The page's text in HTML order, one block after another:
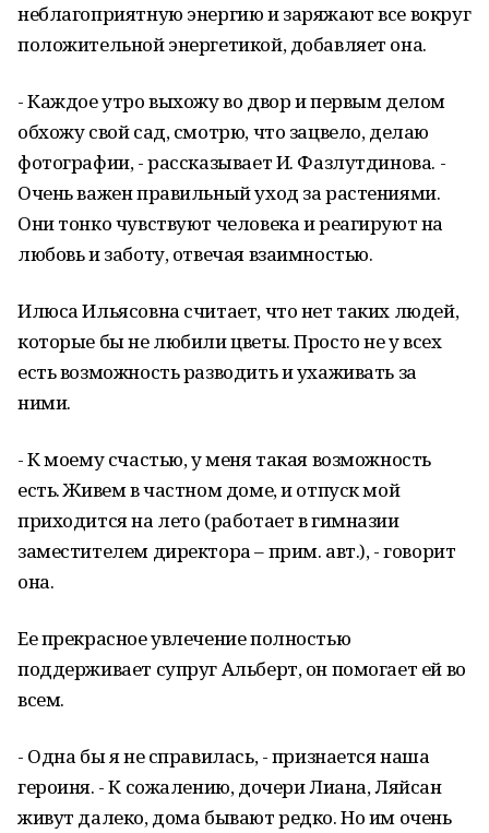
неблагоприятную энергию и заряжают все вокруг
положительной энергетикой, добавляет она.
- Каждое утро выхожу во двор и первым делом
обхожу свой сад, смотрю, что зацвело, делаю
фотографии, - рассказывает И. Фазлутдинова. -
Очень важен правильный уход за растениями.
Они тонко чувствуют человека и реагируют на
любовь и заботу, отвечая взаимностью.
Илюса Ильясовна считает, что нет таких людей,
которые бы не любили цветы. Просто не у всех
есть возможность разводить и ухаживать за
ними.
- К моему счастью, у меня такая возможность
есть. Живем в частном доме, и отпуск мой
приходится на лето (работает в гимназии
заместителем директора – прим. авт.), - говорит
она.
Ее прекрасное увлечение полностью
поддерживает супруг Альберт, он помогает ей во
всем.
- Одна бы я не справилась, - признается наша
героиня. - К сожалению, дочери Лиана, Ляйсан
живут далеко, дома бывают редко. Но им очень